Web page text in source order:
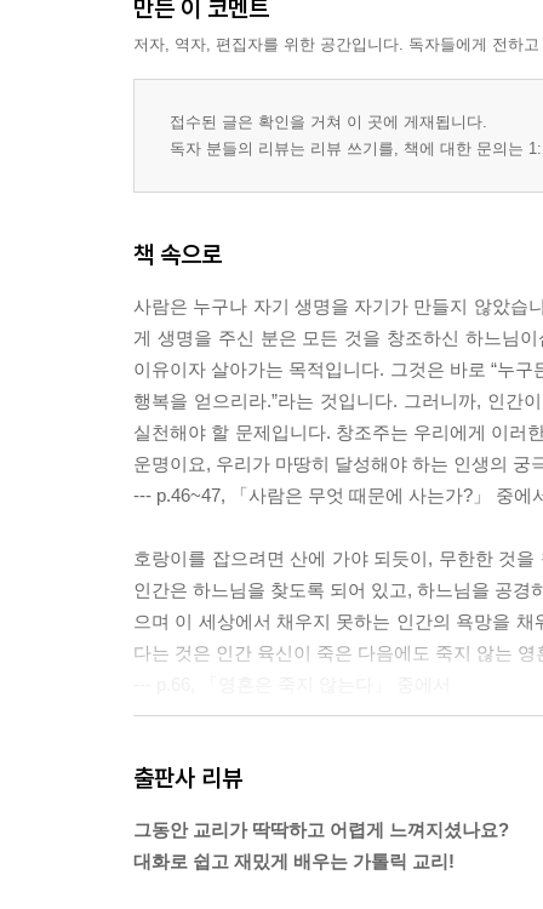
만든 이 코멘트
저자, 역자, 편집자를 위한 공간입니다. 독자들에게 전하
접수된 글은 확인을 거쳐 이 곳에 게재됩니다.
독자 분들의 리뷰는 리뷰 쓰기를, 책에 대한 문의는
책 속으로
사람은 누구나 자기 생명을 자기가 만들지 않았습
게 생명을 주신 분은 모든 것을 창조하신 하느님
이유이자 살아가는 목적입니다. 그것은 바로 “누
행복을 얻으리라.”라는 것입니다. 그러니까, 인간
실천해야 할 문제입니다. 창조주는 우리에게 이러
운명이요, 우리가 마땅히 달성해야 하는 인생의 궁
--- p.46~47, 「사람은 무엇 때문에 사는가?」 중에
호랑이를 잡으려면 산에 가야 되듯이, 무한한 것
인간은 하느님을 찾도록 되어 있고, 하느님을 공
으며 이 세상에서 채우지 못하는 인간의 욕망을
다는 것은 인간 육신이 죽은 다음에도 죽지 않는
말할 수 없습니다. 인간은 영원한 것과 무한한 것
--- p.184, 「계시와 신앙」 중에서
출판사 리뷰
그동안 교리가 딱딱하고 어렵게 느껴지셨나요?
대화로 쉽고 재밌게 배우는 가톨릭 교리!